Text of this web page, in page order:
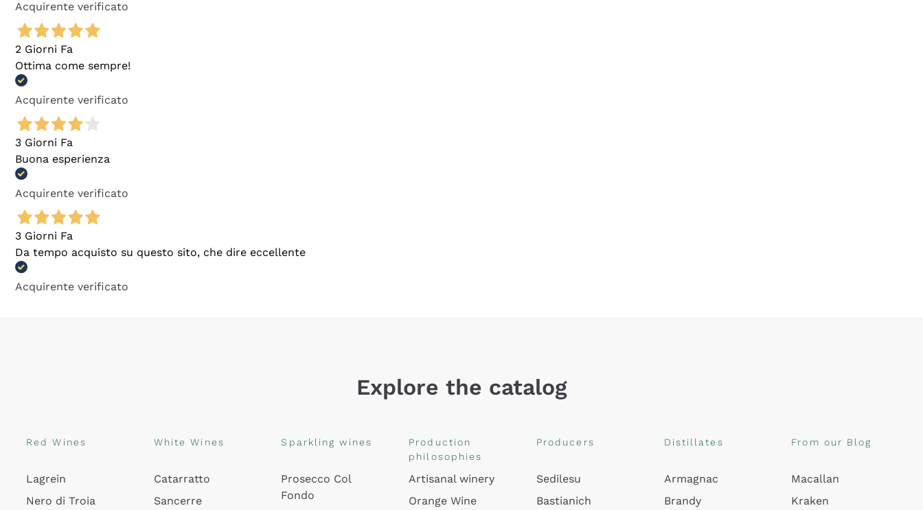
Acquirente verificato
2 Giorni Fa
Ottima come sempre!
Acquirente verificato
3 Giorni Fa
Buona esperienza
Acquirente verificato
3 Giorni Fa
Da tempo acquisto su questo sito, che dire eccellente
Acquirente verificato
Explore the catalog
Red Wines
Lagrein
Nero di Troia
White Wines
Catarratto
Sancerre
Sparkling wines
Prosecco Col
Fondo
Production
philosophies
Artisanal winery
Orange Wine
Producers
Sedilesu
Bastianich
Distillates
Armagnac
Brandy
From our Blog
Macallan
Kraken